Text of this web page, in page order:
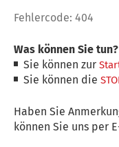
Fehlercode: 404
Was können Sie tun?
Sie können zur
Sie können die
Haben Sie
können Sie uns per